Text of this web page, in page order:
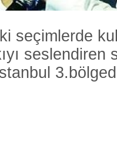
seçimlerde
seslendiren